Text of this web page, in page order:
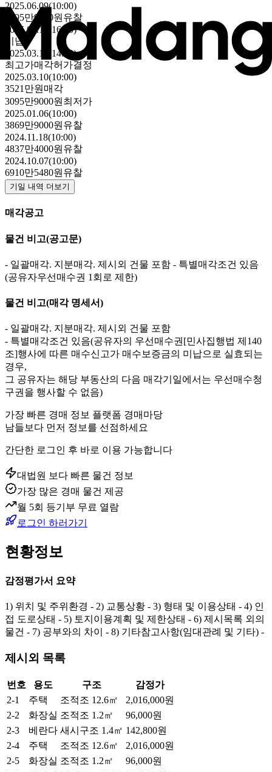
2025.06.09(10:00)
3095만9000원 유찰
2025.04.18(16:00)
미납
2025.03.17(14:00)
최고가매각허가결정
2025.03.10(10:00)
3521만원 매각
3095만9000원 최저가
2025.01.06(10:00)
3869만9000원 유찰
2024.11.18(10:00)
4837만4000원 유찰
2024.10.07(10:00)
6910만5480원 유찰
기일 내역 더보기
매각공고
물건 비고(공고문)
- 일괄매각. 지분매각. 제시외 건물 포함 - 특별매각조건 있음
(공유자우선매수권 1회로 제한)
물건 비고(매각 명세서)
- 일괄매각. 지분매각. 제시외 건물 포함
- 특별매각조건 있음(공유자의 우선매수권[민사집행법 제140
조]행사에 따른 매수신고가 매수보증금의 미납으로 실효되는
경우,
그 공유자는 해당 부동산의 다음 매각기일에서는 우선매수청
구권을 행사할 수 없음)
가장 빠른 경매 정보 플랫폼 경매마당
남들보다 먼저 정보를 선점하세요
간단한 로그인 후 바로 이용 가능합니다
대법원 보다 빠른 물건 정보
가장 많은 경매 물건 제공
월 5회 등기부 무료 열람
로그인 하러가기
현황정보
감정평가서 요약
1) 위치 및 주위환경 - 2) 교통상황 - 3) 형태 및 이용상태 - 4) 인
접 도로상태 - 5) 토지이용계획 및 제한상태 - 6) 제시목록 외의
물건 - 7) 공부와의 차이 - 8) 기타참고사항(임대관례 및 기타) -
제시외 목록
번호 용도 구조
감정가
2-1
주택 조적조 12.6㎡
2,016,000원
2-2
화장실 조적조 1.2㎡
96,000원
2-3
베란다 새시구조 1.4㎡ 142,800원
2-4
주택 조적조 12.6㎡
2,016,000원
2-5
화장실 조적조 1.2㎡
96,000원